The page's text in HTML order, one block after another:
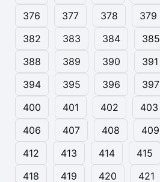
376
377 378 379
382
383 384 385
388
389 390 391
394
395 396 397
400
401 402 403
406
407 408 409
412
413 414 415
418
419 420 421